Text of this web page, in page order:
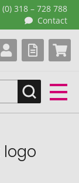
(0) 318 – 728 788
Contact